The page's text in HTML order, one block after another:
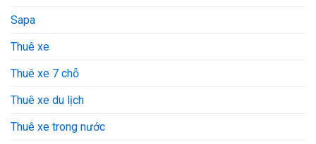
Sapa
Thuê xe
Thuê xe 7 chỗ
Thuê xe du lịch
Thuê xe trong nước